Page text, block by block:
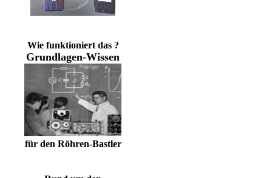
Wie funktioniert das ?
Grundlagen-Wissen
für den Röhren-Bastler